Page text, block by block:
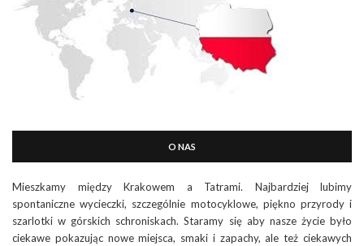
O NAS
Mieszkamy między Krakowem a Tatrami. Najbardziej lubimy
spontaniczne wycieczki, szczególnie motocyklowe, piękno przyrody i
szarlotki w górskich schroniskach. Staramy się aby nasze życie było
ciekawe pokazując nowe miejsca, smaki i zapachy, ale też ciekawych